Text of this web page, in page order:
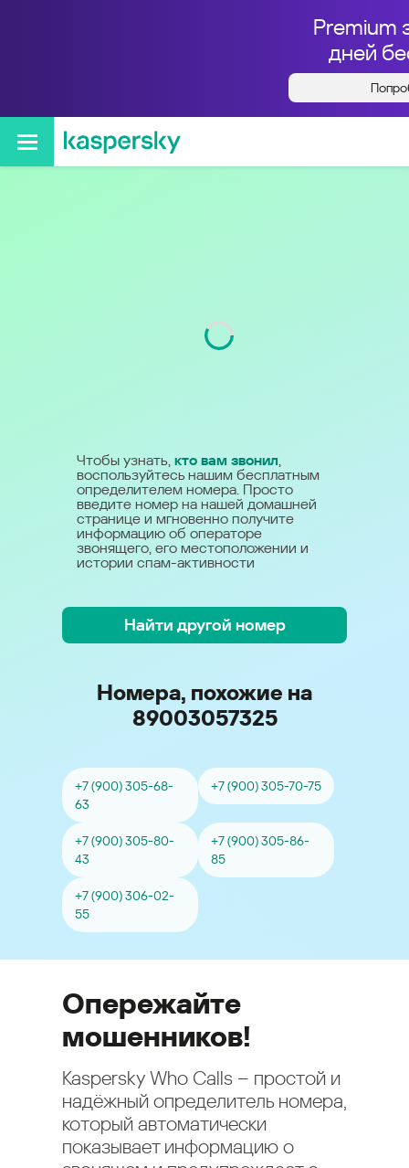
Premium
дней
Кто звонил с номера
+79003057325
Чтобы узнать, кто вам звонил,
воспользуйтесь нашим бесплатным
определителем номера. Просто
введите номер на нашей домашней
странице и мгновенно получите
информацию об операторе
звонящего, его местоположении и
истории спам-активности
Найти другой номер
Номера, похожие на
89003057325
+7 (900) 305-68-
63
+7 (900) 305-70-75
+7 (900) 305-80-
43
+7 (900) 305-86-
85
+7 (900) 306-02-
55
Опережайте
мошенников!
Kaspersky Who Calls – простой и
надёжный определитель номера,
который автоматически
показывает информацию о